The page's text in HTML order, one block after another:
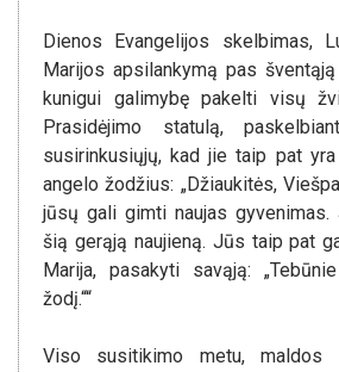
Dienos Evangelijos skelbimas,
Marijos apsilankymą pas
kunigui galimybę pakelti visų
Prasidėjimo statulą,
susirinkusiųjų, kad jie taip pat
angelo žodžius: „Džiaukitės,
jūsų gali gimti naujas gyvenimas.
šią gerąją naujieną. Jūs taip pat
Marija, pasakyti savąją:
žodį.““
Viso susitikimo metu, maldos